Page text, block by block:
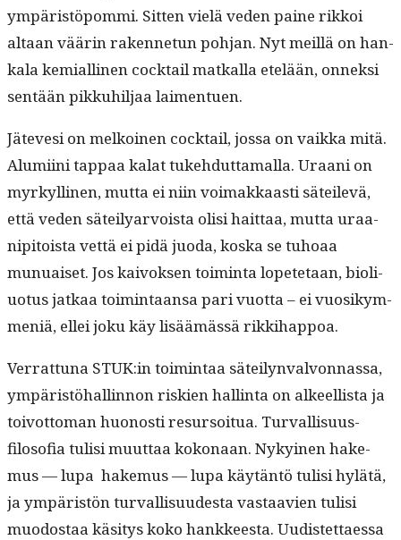
ympäristöpom­mi. Sit­ten vielä veden paine rikkoi
altaan väärin raken­netun poh­jan. Nyt meil­lä on han­
kala kemi­alli­nen cock­tail matkalla etelään, onnek­si
sen­tään pikkuhil­jaa laimentuen.
Jätevesi on melkoinen cock­tail, jos­sa on vaik­ka mitä.
Alu­mi­i­ni tap­paa kalat tuke­hdut­ta­mal­la. Uraani on
myrkylli­nen, mut­ta ei niin voimakkaasti säteilevä,
että veden säteil­yarvoista olisi hait­taa, mut­ta uraa­
nip­i­toista vet­tä ei pidä juo­da, kos­ka se tuhoaa
munuaiset. Jos kai­vok­sen toim­inta lopete­taan, bioli­
uo­tus jatkaa toim­intaansa pari vuot­ta – ei vuosikym­
meniä, ellei joku käy lisäämässä rikkihappoa.
Ver­rat­tuna STUK:in toim­intaa säteilyn­valvon­nas­sa,
ympäristöhallinnon riskien hallinta on alkeel­lista ja
toiv­ot­toman huonos­ti resur­soitua. Tur­val­lisu­us­
filosofia tulisi muut­taa kokon­aan. Nykyi­nen hake­
mus — lupa hake­mus — lupa käytän­tö tulisi hylätä,
ja ympäristön tur­val­lisu­ud­es­ta vas­taavien tulisi
muo­dostaa käsi­tys koko han­kkeesta. Uud­is­tet­taes­sa